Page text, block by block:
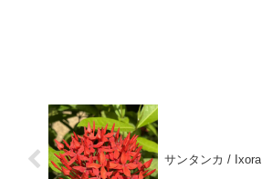
サンタンカ / Ixora